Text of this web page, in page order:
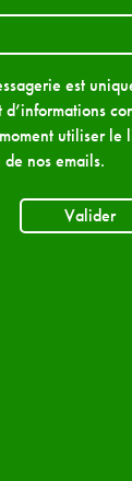
est
utiliser le
nos emails.